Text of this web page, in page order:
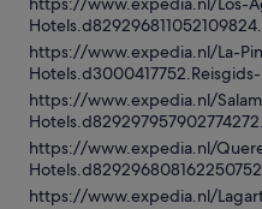
https://www.expedia.nl/La-
https://www.expedia.nl/
https://www.expedia.nl/
https://www.expedia.nl/